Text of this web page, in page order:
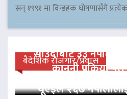
सन् १९९१ मा विन्डहक घोषणासँगै
बैदेशिक रोजगार/प्रवास
साउदीबाट ३३ नेपाली
कानुनी प्रक्रिया
यूएईले २६७